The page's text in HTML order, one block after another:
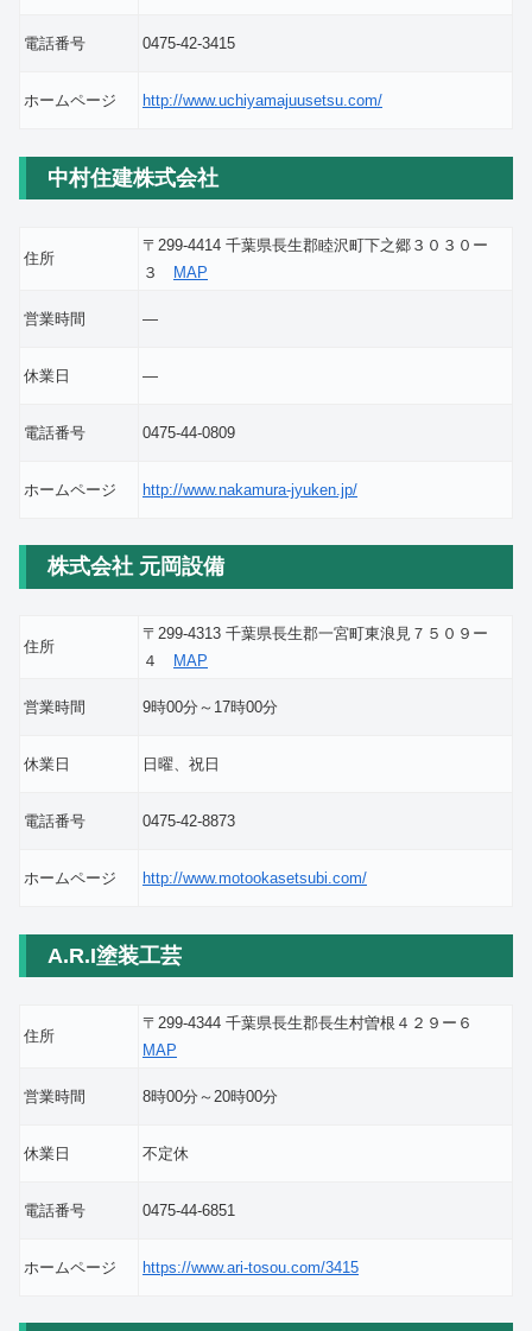
電話番号 0475-42-3415
ホームページ http://www.uchiyamajuusetsu.com/
中村住建株式会社
住所
〒299-4414 千葉県長生郡睦沢町下之郷３０３０ー
３ MAP
営業時間 ―
休業日 ―
電話番号 0475-44-0809
ホームページ http://www.nakamura-jyuken.jp/
株式会社 元岡設備
住所
〒299-4313 千葉県長生郡一宮町東浪見７５０９ー
４
MAP
営業時間 9時00分～17時00分
休業日 日曜、祝日
電話番号 0475-42-8873
ホームページ http://www.motookasetsubi.com/
A.R.I塗装工芸
住所
〒299-4344 千葉県長生郡長生村曽根４２９ー６
MAP
営業時間 8時00分～20時00分
休業日 不定休
電話番号 0475-44-6851
ホームページ https://www.ari-tosou.com/3415